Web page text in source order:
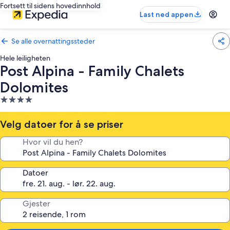
Fortsett til sidens hovedinnhold
Last ned appen
Se alle overnattingssteder
Hele leiligheten
Post Alpina - Family Chalets
Dolomites
Overnattingssted
med
4.0
stjerner
Velg datoer for å se priser
Hvor vil du hen?
Datoer
Gjester